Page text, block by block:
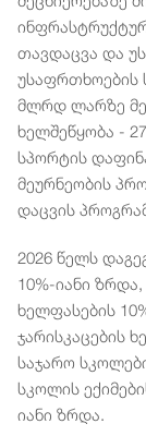
თავდაცვა და
უსაფრთხოების
მლრდ ლარზე
ხელშეწყობა -
სპორტის
მეურნეობის
დაცვის
2026 წელს
10%-იანი
ხელფასების
ჯარისკაცების
საჯარო
სკოლის
იანი ზრდა.